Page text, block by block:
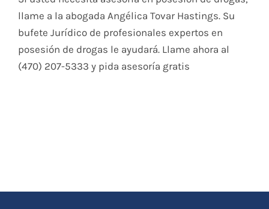
llame a la abogada Angélica Tovar Hastings. Su
bufete Jurídico de profesionales expertos en
posesión de drogas le ayudará. Llame ahora al
(470) 207-5333 y pida asesoría gratis